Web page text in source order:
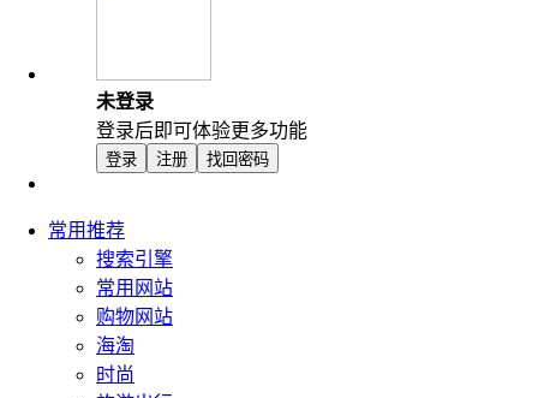
未登录
登录后即可体验更多功能
登录 注册 找回密码
常用推荐
搜索引擎
常用网站
购物网站
海淘
时尚